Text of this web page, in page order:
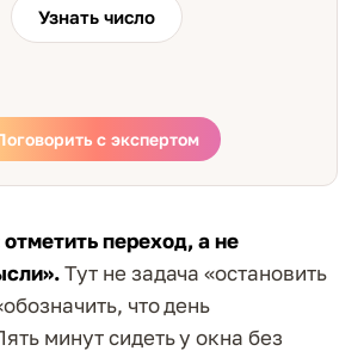
Узнать число
с экспертом
переход, а не
Тут не задача «остановить
что день
минут сидеть у окна без